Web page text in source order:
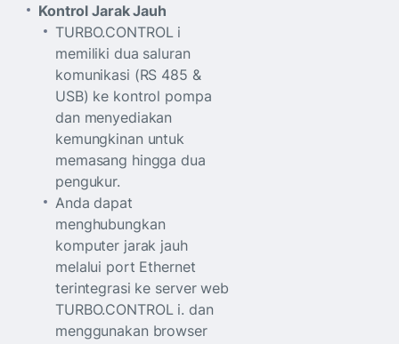
Kontrol Jarak Jauh
TURBO.CONTROL i
memiliki dua saluran
komunikasi (RS 485 &
USB) ke kontrol pompa
dan menyediakan
kemungkinan untuk
memasang hingga dua
pengukur.
Anda dapat
menghubungkan
komputer jarak jauh
melalui port Ethernet
terintegrasi ke server web
TURBO.CONTROL i. dan
menggunakan browser